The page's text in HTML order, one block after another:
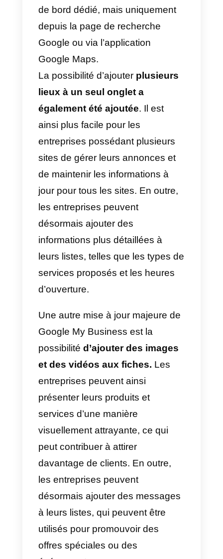
et insérer le lien Callbell Shop
dans la chaîne de caractères du
site Web ou dans les
complémentaires.
Visitez le site Web de la
Callbell pour plus d’informations.
Comment répondre à tous
les messages provenant
Google My Business vers
WhatsApp avec une
équipe multi-agents?
Si vous avez déjà configuré votre
WhatsApp Business, vous vous
interrogez probablement sur la
manière de procéder maintenant
que de nombreuses
conversations apparaissent sur
votre ligne téléphonique. C’est
l’un des plus gros
auxquels vous devez faire face
car nous avons souvent besoin
de plus d’une personne pour
servir tous les clients, mais nous
n’avons qu’un seul numéro